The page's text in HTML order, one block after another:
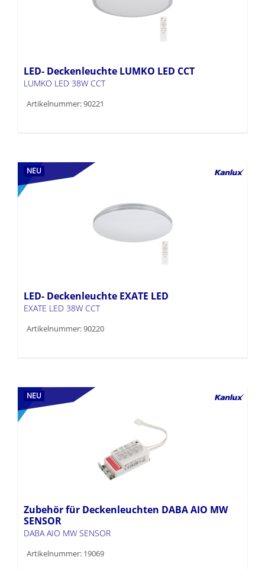
LED- Deckenleuchte LUMKO LED CCT
LUMKO LED 38W CCT
Artikelnummer: 90221
NEU
LED- Deckenleuchte EXATE LED
EXATE LED 38W CCT
Artikelnummer: 90220
NEU
Zubehör für Deckenleuchten DABA AIO MW
SENSOR
DABA AIO MW SENSOR
Artikelnummer: 19069